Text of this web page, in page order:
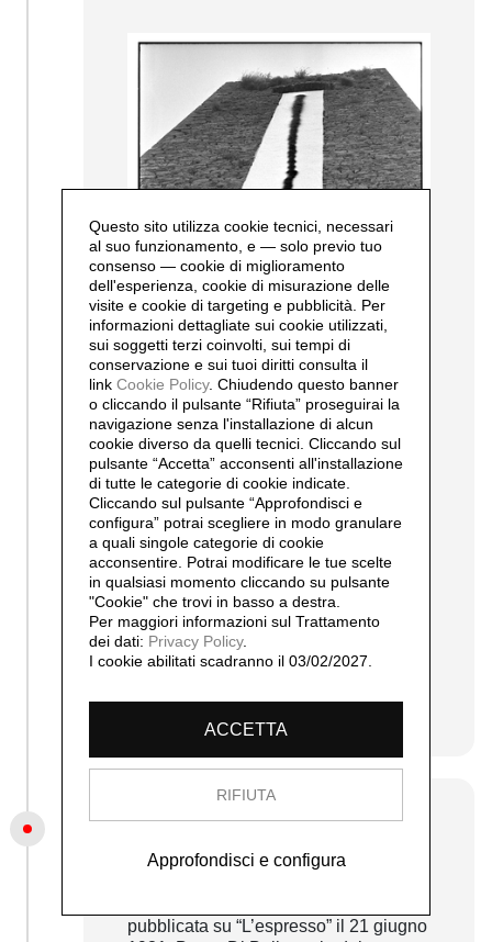
Grande segno di luce per Spoleto, 1980
Dello stesso anno è la partecipazione
al Festival di Spoleto dedicato all’arte
contemporanea con l’intenzione
d’integrare il territorio locale
collocando le opere degli artisti nel
tessuto urbano.
continua...
1981
Man Ray come padre dichiarato
pubblicata su “L’espresso” il 21 giugno
Questo sito utilizza cookie tecnici, necessari
al suo funzionamento, e — solo previo tuo
consenso — cookie di miglioramento
dell'esperienza, cookie di misurazione delle
visite e cookie di targeting e pubblicità. Per
informazioni dettagliate sui cookie utilizzati,
sui soggetti terzi coinvolti, sui tempi di
conservazione e sui tuoi diritti consulta il
link Cookie Policy. Chiudendo questo banner
o cliccando il pulsante “Rifiuta” proseguirai la
navigazione senza l'installazione di alcun
cookie diverso da quelli tecnici. Cliccando sul
pulsante “Accetta” acconsenti all'installazione
di tutte le categorie di cookie indicate.
Cliccando sul pulsante “Approfondisci e
configura” potrai scegliere in modo granulare
a quali singole categorie di cookie
acconsentire. Potrai modificare le tue scelte
in qualsiasi momento cliccando su pulsante
"Cookie" che trovi in basso a destra.
Per maggiori informazioni sul Trattamento
dei dati: Privacy Policy.
I cookie abilitati scadranno il 03/02/2027.
ACCETTA
RIFIUTA
Approfondisci e configura